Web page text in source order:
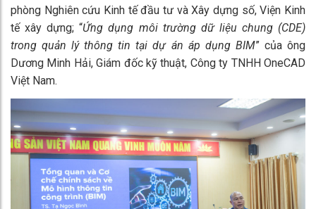
phòng Nghiên cứu Kinh tế đầu tư và Xây dựng số, Viện Kinh
tế xây dựng; “Ứng dụng môi trường dữ liệu chung (CDE)
trong quản lý thông tin tại dự án áp dụng BIM” của ông
Dương Minh Hải, Giám đốc kỹ thuật, Công ty TNHH OneCAD
Việt Nam.